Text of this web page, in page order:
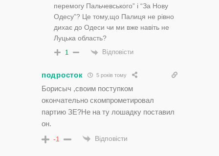
перемогу Пальчевського” і “За Нову
Одесу”? Це тому,що Палиця не рівно
дихає до Одеси чи ми вже навіть не
Луцька область?
1 Відповісти
подросток 5 років тому
Борисыч ,своим поступком
окончательно скомпрометировал
партию ЗЕ?Не на ту лошадку поставил
он.
-1 Відповісти